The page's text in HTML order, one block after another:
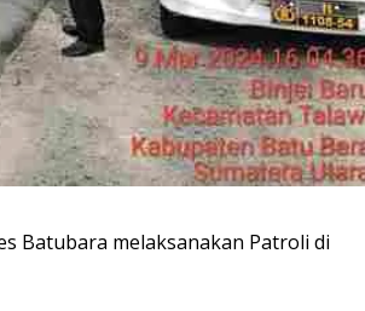
Batubara melaksanakan Patroli di